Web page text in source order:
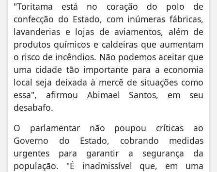
"Toritama está no coração do polo de
confecção do Estado, com inúmeras fábricas,
lavanderias e lojas de aviamentos, além de
produtos químicos e caldeiras que aumentam
o risco de incêndios. Não podemos aceitar que
uma cidade tão importante para a economia
local seja deixada à mercê de situações como
essa", afirmou Abimael Santos, em seu
desabafo.
O parlamentar não poupou críticas ao
Governo do Estado, cobrando medidas
urgentes para garantir a segurança da
população. "É inadmissível que, em uma